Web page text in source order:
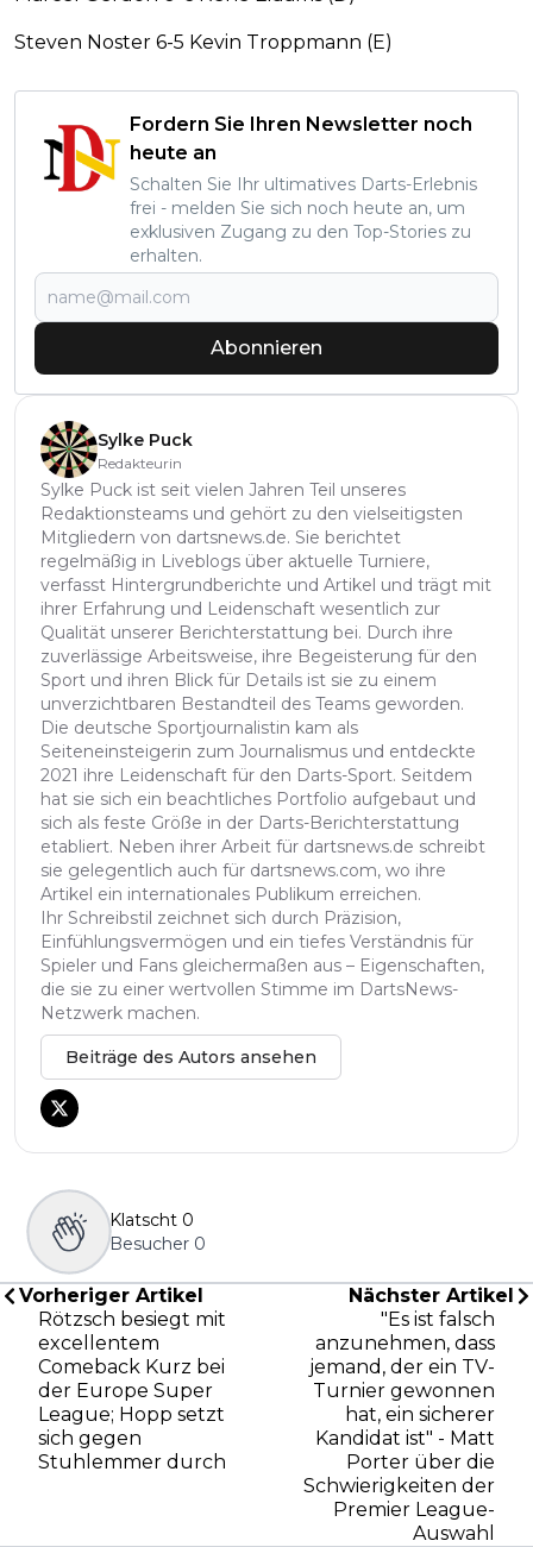
Steven Noster 6-5 Kevin Troppmann (E)
Fordern Sie Ihren Newsletter noch
heute an
Schalten Sie Ihr ultimatives Darts-Erlebnis
frei - melden Sie sich noch heute an, um
exklusiven Zugang zu den Top-Stories zu
erhalten.
Abonnieren
Sylke Puck
Redakteurin
Sylke Puck ist seit vielen Jahren Teil unseres
Redaktionsteams und gehört zu den vielseitigsten
Mitgliedern von dartsnews.de. Sie berichtet
regelmäßig in Liveblogs über aktuelle Turniere,
verfasst Hintergrundberichte und Artikel und trägt mit
ihrer Erfahrung und Leidenschaft wesentlich zur
Qualität unserer Berichterstattung bei. Durch ihre
zuverlässige Arbeitsweise, ihre Begeisterung für den
Sport und ihren Blick für Details ist sie zu einem
unverzichtbaren Bestandteil des Teams geworden.
Die deutsche Sportjournalistin kam als
Seiteneinsteigerin zum Journalismus und entdeckte
2021 ihre Leidenschaft für den Darts-Sport. Seitdem
hat sie sich ein beachtliches Portfolio aufgebaut und
sich als feste Größe in der Darts-Berichterstattung
etabliert. Neben ihrer Arbeit für dartsnews.de schreibt
sie gelegentlich auch für dartsnews.com, wo ihre
Artikel ein internationales Publikum erreichen.
Ihr Schreibstil zeichnet sich durch Präzision,
Einfühlungsvermögen und ein tiefes Verständnis für
Spieler und Fans gleichermaßen aus – Eigenschaften,
die sie zu einer wertvollen Stimme im DartsNews-
Netzwerk machen.
Beiträge des Autors ansehen
Klatscht 0
Besucher 0
Vorheriger Artikel
Rötzsch besiegt mit
excellentem
Comeback Kurz bei
der Europe Super
League; Hopp setzt
sich gegen
Stuhlemmer durch
Nächster Artikel
"Es ist falsch
anzunehmen, dass
jemand, der ein TV-
Turnier gewonnen
hat, ein sicherer
Kandidat ist" - Matt
Porter über die
Schwierigkeiten der
Premier League-
Auswahl